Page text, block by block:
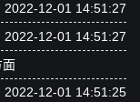
2022-12-01 14:51:27
2022-12-01 14:51:27
面
2022-12-01 14:51:25